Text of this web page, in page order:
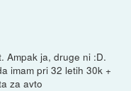
Ampak ja, druge ni :D.
imam pri 32 letih 30k +
za avto